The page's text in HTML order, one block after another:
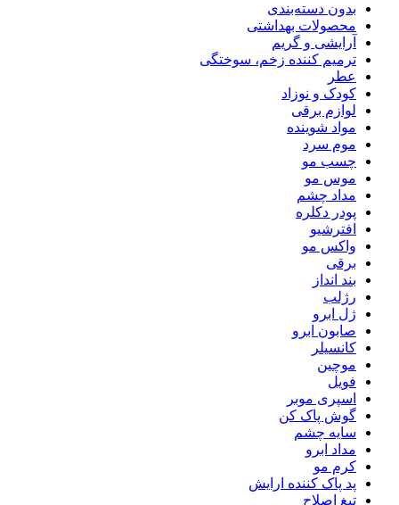
بدون دسته‌بندی
محصولات بهداشتی
آرایشی و گریم
ترمیم کننده زخم، سوختگی
عطر
کودک و نوزاد
لوازم برقی
مواد شوینده
موم سرد
چسب مو
موس مو
مداد چشم
پودر دکلره
افترشیو
واکس مو
برقی
بند انداز
رژلب
ژل ابرو
صابون ابرو
کانسیلر
موچین
فویل
اسپری موبر
گوش پاک کن
سایه چشم
مداد ابرو
کرم مو
پد پاک کننده ارایش
تیغ اصلاح